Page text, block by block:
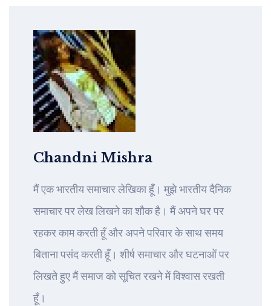
Chandni Mishra
मैं एक भारतीय समाचार लेखिका हूँ। मुझे भारतीय दैनिक
समाचार पर लेख लिखने का शौक है। मैं अपने घर पर
रहकर काम करती हूँ और अपने परिवार के साथ समय
बिताना पसंद करती हूँ। शीर्ष समाचार और घटनाओं पर
लिखते हुए मैं समाज को सूचित रखने में विश्वास रखती
हूँ।